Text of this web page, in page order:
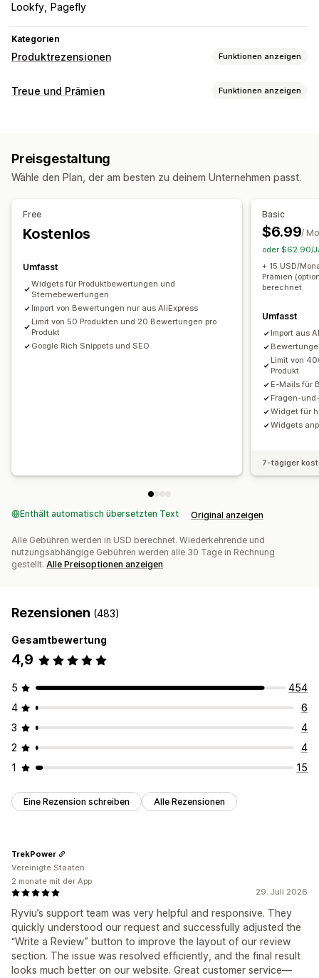
Lookfy
Pagefly
Kategorien
Produktrezensionen Funktionen anzeigen
Anzeigeoptionen
Seite "Alle Rezensionen"
Rezensions-Highlights
Fragen und Antworten
E-Mail-Anfragen
Automatisierungen
Treue und Prämien Funktionen anzeigen
Prämien, die du anbieten kannst
Preisgestaltung
Wähle den Plan, der am besten zu deinem Unternehmen passt.
Free
Kostenlos
Umfasst
Widgets für Produktbewertungen und
Sternebewertungen
Import von Bewertungen nur aus AliExpress
Limit von 50 Produkten und 20 Bewertungen pro
Produkt
Google Rich Snippets und SEO
Basic
$6.99/
oder $62.90/
+ 15 USD/
Prämien
berechnet.
Umfasst
Import aus
Limit von
Produkt
E-Mails für
Fragen-
Widget für
Widgets
7-tägiger
Enthält automatisch übersetzten Text Original anzeigen
Alle Gebühren werden in USD berechnet. Wiederkehrende und
nutzungsabhängige Gebühren werden alle 30 Tage in Rechnung
gestellt. Alle Preisoptionen anzeigen
Rezensionen (483)
Gesamtbewertung
4,9
5
454
4
6
3
4
2
4
1
15
Eine Rezension schreiben Alle Rezensionen
29. Juli 2026
Ryviu’s support team was very helpful and responsive. They
quickly understood our request and successfully adjusted the
“Write a Review” button to improve the layout of our review
section. The issue was resolved efficiently, and the final result
looks much better on our website. Great customer service—
TrekPower
Vereinigte Staaten
2 monate mit der App